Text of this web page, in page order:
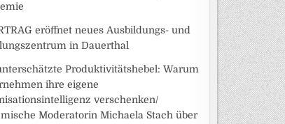
eröffnet neues Ausbildungs- und
in Dauerthal
Produktivitätshebel: Warum
ihre eigene
verschenken/
Moderatorin Michaela Stach über